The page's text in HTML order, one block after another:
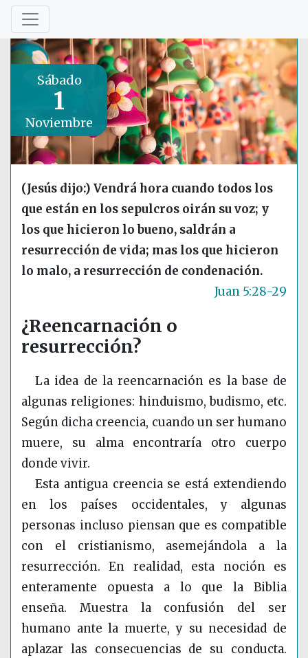
Sábado
1
Noviembre
(Jesús dijo:) Vendrá hora cuando todos los
que están en los sepulcros oirán su voz; y
los que hicieron lo bueno, saldrán a
resurrección de vida; mas los que hicieron
lo malo, a resurrección de condenación.
Juan 5:28-29
¿Reencarnación o
resurrección?
La idea de la reencarnación es la base de
algunas religiones: hinduismo, budismo, etc.
Según dicha creencia, cuando un ser humano
muere, su alma encontraría otro cuerpo
donde vivir.
Esta antigua creencia se está extendiendo
en los países occidentales, y algunas
personas incluso piensan que es compatible
con el cristianismo, asemejándola a la
resurrección. En realidad, esta noción es
enteramente opuesta a lo que la Biblia
enseña. Muestra la confusión del ser
humano ante la muerte, y su necesidad de
aplazar las consecuencias de su conducta.